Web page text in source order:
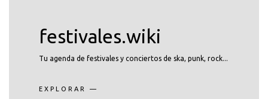
festivales.wiki
Tu agenda de festivales y conciertos de ska, punk, rock...
EXPLORAR —